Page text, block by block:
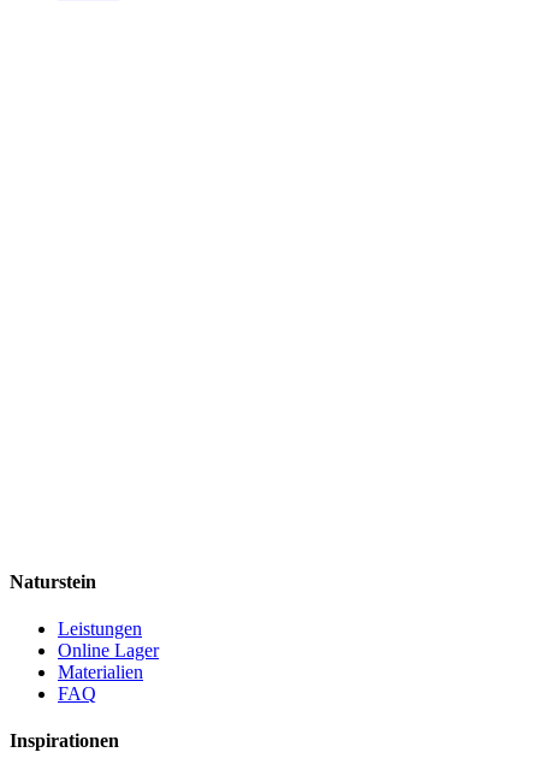
Naturstein
Leistungen
Online Lager
Materialien
FAQ
Inspirationen